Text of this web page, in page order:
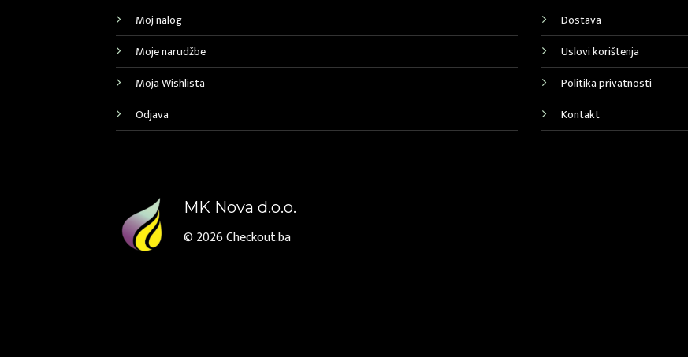
Moj nalog
Moje narudžbe
Moja Wishlista
Odjava
Dostava
Uslovi korištenja
Politika privatnosti
Kontakt
MK Nova d.o.o.
© 2026Checkout.ba